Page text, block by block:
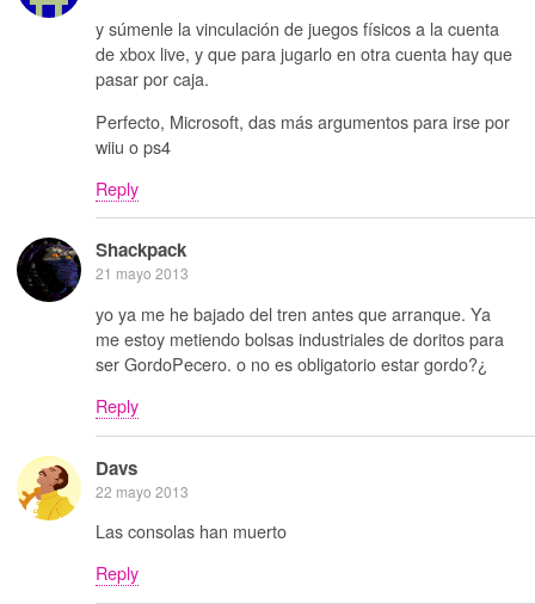
y súmenle la vinculación de juegos físicos a la cuenta
de xbox live, y que para jugarlo en otra cuenta hay que
pasar por caja.
Perfecto, Microsoft, das más argumentos para irse por
wiiu o ps4
Reply
Shackpack
21 mayo 2013
yo ya me he bajado del tren antes que arranque. Ya
me estoy metiendo bolsas industriales de doritos para
ser GordoPecero. o no es obligatorio estar gordo?¿
Reply
Davs
22 mayo 2013
Las consolas han muerto
Reply